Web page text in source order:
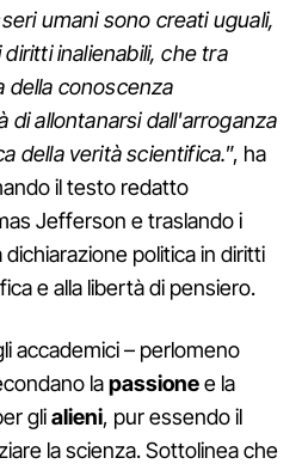
umani sono creati uguali,
inalienabili, che tra
della conoscenza
allontanarsi dall'arroganza
della verità scientifica.”, ha
il testo redatto
Jefferson e traslando i
politica in diritti
e alla libertà di pensiero.
accademici – perlomeno
lapassionee la
glialieni, pur essendo il
la scienza. Sottolinea che